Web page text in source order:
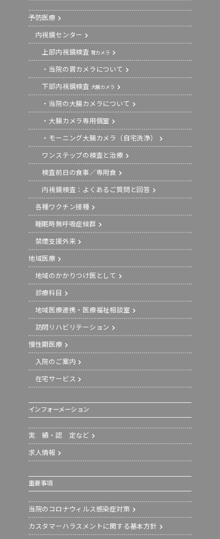
予防医療
内視鏡センター
上部内視鏡検査 胃カメラ
・当院の胃カメラについて
下部内視鏡検査 大腸カメラ
・当院の大腸カメラについて
・大腸カメラ専用個室
・モーニング大腸カメラ（自宅洗浄）
ワンステップの検査と治療
検査前日の食事／専用食
内視鏡検査：よくあるご質問と回答
各種ワクチン接種
睡眠時無呼吸症候群
禁煙支援外来
地域医療
地域のかかりつけ医として
診療科目
地域医療連携・医療福祉相談室
訪問リハビリテーション
慢性期医療
入院のご案内
在宅サービス
インフォーメーション
実 績・認 定など
求人情報
重要事項
当院のコロナウィルス感染症対策
カスタマーハラスメントに関する基本方針